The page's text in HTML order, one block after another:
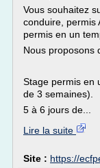
Vous souhaitez
conduire, permis
permis en un
Nous proposons
Stage permis en
de 3 semaines).
5 à 6 jours de...
Lire la suite
Site : https://